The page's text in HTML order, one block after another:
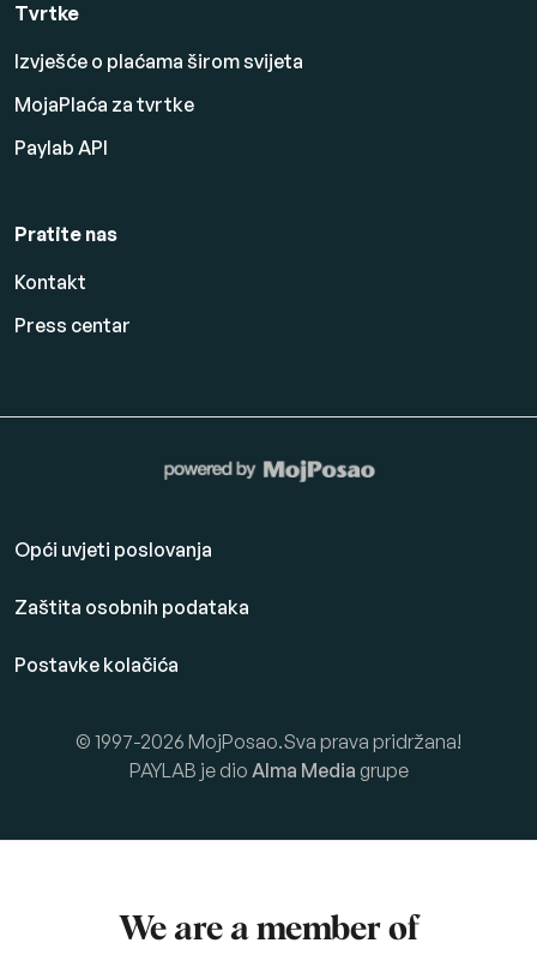
Tvrtke
Izvješće o plaćama širom svijeta
MojaPlaća za tvrtke
Paylab API
Pratite nas
Kontakt
Press centar
Opći uvjeti poslovanja
Zaštita osobnih podataka
Postavke kolačića
© 1997-2026 MojPosao.Sva prava pridržana!
PAYLAB je dio Alma Media grupe
We are a member of